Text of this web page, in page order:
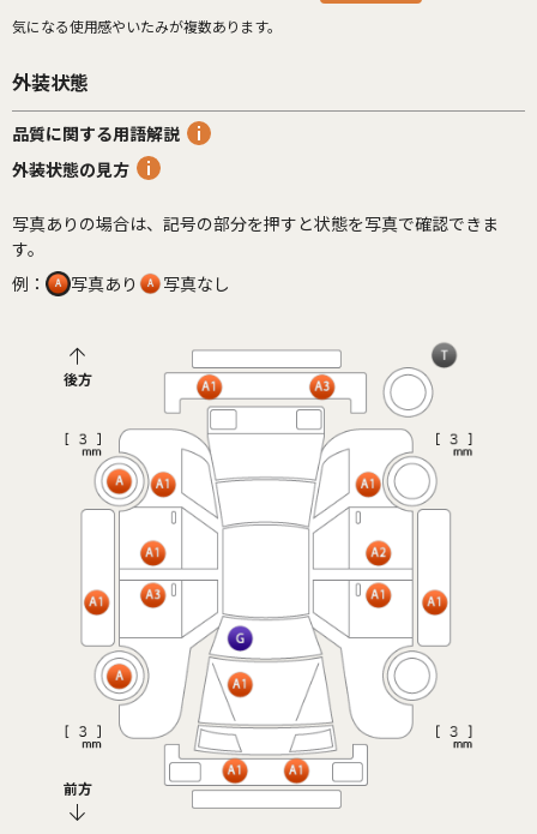
気になる使用感やいたみが複数あります。
外装状態
品質に関する用語解説
外装状態の見方
写真ありの場合は、記号の部分を押すと状態を写真で確認できま
す。
例：
写真あり 写真なし
前方
後方